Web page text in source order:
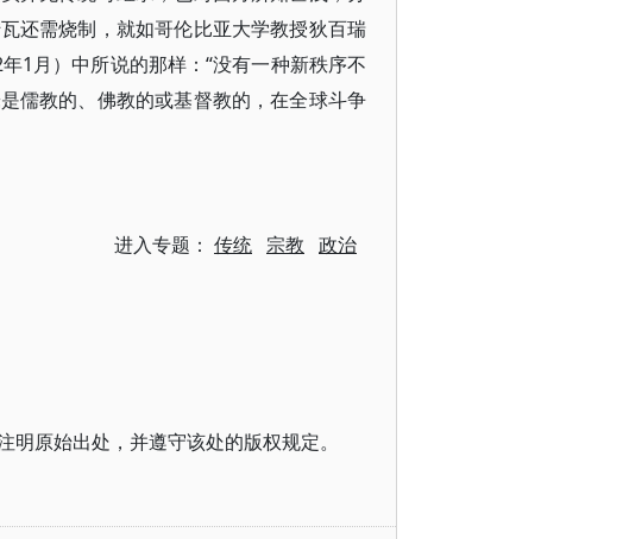
还需烧制，就如哥伦比亚大学教授狄百瑞
1月）中所说的那样：“没有一种新秩序不
儒教的、佛教的或基督教的，在全球斗争
进入专题： 传统 宗教 政治
原始出处，并遵守该处的版权规定。